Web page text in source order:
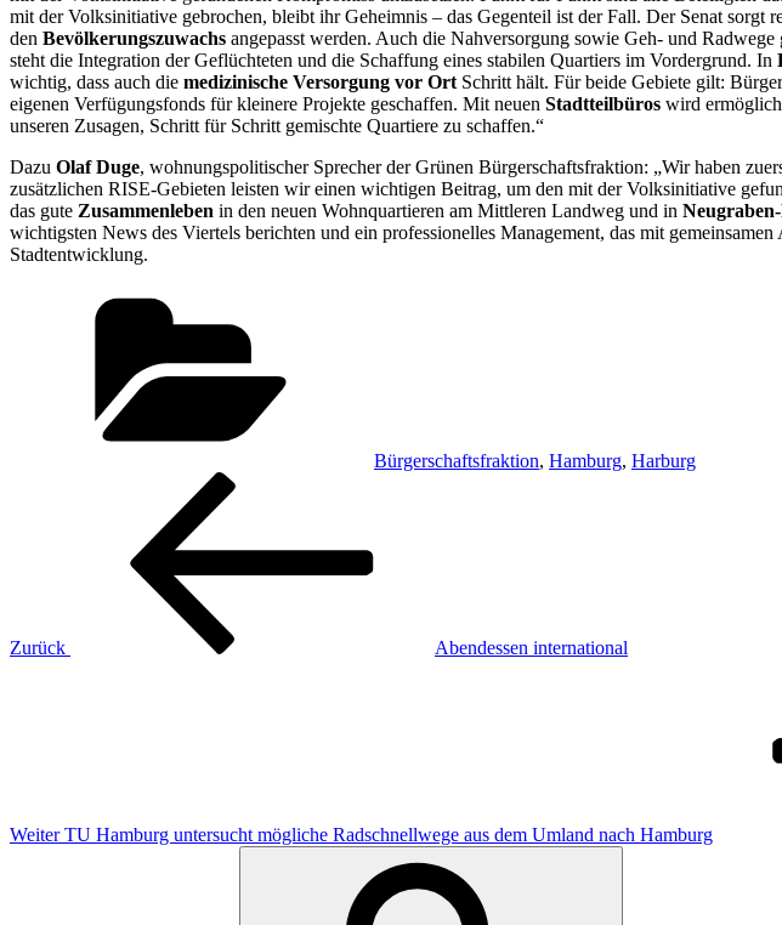
mit der Volksinitiative gebrochen, bleibt ihr Geheimnis – das Gegenteil ist der Fall. Der Senat sorgt
den Bevölkerungszuwachs angepasst werden. Auch die Nahversorgung sowie Geh- und
steht die Integration der Geflüchteten und die Schaffung eines stabilen Quartiers im Vordergrund. In
wichtig, dass auch die medizinische Versorgung vor Ort Schritt hält. Für beide Gebiete gilt:
eigenen Verfügungsfonds für kleinere Projekte geschaffen. Mit neuen Stadtteilbüros wird
unseren Zusagen, Schritt für Schritt gemischte Quartiere zu schaffen.“
Dazu Olaf Duge, wohnungspolitischer Sprecher der Grünen Bürgerschaftsfraktion: „Wir haben
zusätzlichen RISE-Gebieten leisten wir einen wichtigen Beitrag, um den mit der Volksinitiative
das gute Zusammenleben in den neuen Wohnquartieren am Mittleren Landweg und in
wichtigsten News des Viertels berichten und ein professionelles Management, das mit
Stadtentwicklung.
Bürgerschaftsfraktion, Hamburg, Harburg
Beitragsnavigation
Zurück
Abendessen international
Weiter TU Hamburg untersucht mögliche Radschnellwege aus dem Umland nach Hamburg